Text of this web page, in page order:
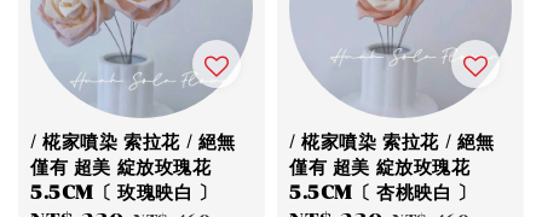
/ 椛家噴染 索拉花 / 絕無
僅有 超美 綻放玫瑰花
5.5CM〔 玫瑰映白 〕
/ 椛家噴染 索拉花 / 絕無
僅有 超美 綻放玫瑰花
5.5CM〔 杏桃映白 〕